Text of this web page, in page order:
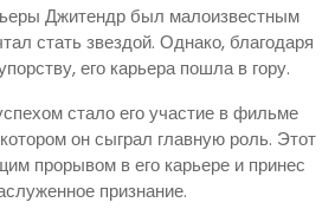
Джитендр был малоизвестным
стать звездой. Однако, благодаря
его карьера пошла в гору.
стало его участие в фильме
он сыграл главную роль. Этот
прорывом в его карьере и принес
признание.